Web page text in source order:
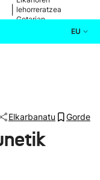
lehorreratzea
Getarian
EU
Elkarbanatu Gorde